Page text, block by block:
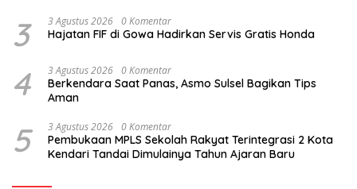
3 3 Agustus 2026 0 Komentar
Hajatan FIF di Gowa Hadirkan Servis Gratis Honda
4 3 Agustus 2026 0 Komentar
Berkendara Saat Panas, Asmo Sulsel Bagikan Tips
Aman
5 3 Agustus 2026 0 Komentar
Pembukaan MPLS Sekolah Rakyat Terintegrasi 2 Kota
Kendari Tandai Dimulainya Tahun Ajaran Baru